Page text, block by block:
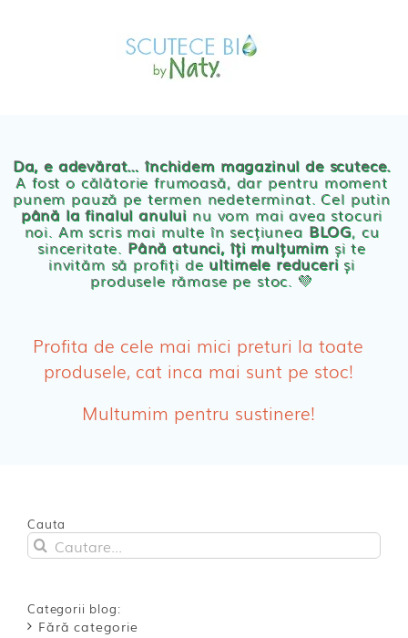
PRODUSE BEBE
Servetele umede ecologice
Cosmetice BEBE
Olita Bio Naty
PRODUSE FEMEI
Absorbante Post-Natale
Absorbante Incontinenta Urinara
Dischete alaptare
Da, e adevărat… închidem magazinul de scutece.
A fost o călătorie frumoasă, dar pentru moment
punem pauză pe termen nedeterminat. Cel putin
până la finalul anului nu vom mai avea stocuri
noi. Am scris mai multe în secțiunea BLOG, cu
sinceritate. Până atunci, îți mulțumimși te
invităm să profiți de ultimele reduceriși
produsele rămase pe stoc. 💛
Profita de cele mai mici preturi la toate
produsele, cat inca mai sunt pe stoc!
Multumim pentru sustinere!
Cauta
Cautare...
Categorii blog:
Fără categorie